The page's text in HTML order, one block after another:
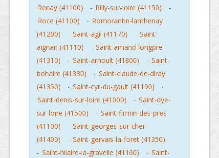
Renay (41100)
- Rilly-sur-loire (41150)
-
Roce (41100)
- Romorantin-lanthenay
(41200)
- Saint-agil (41170) - Saint-
aignan (41110)
- Saint-amand-longpre
(41310)
- Saint-arnoult (41800) - Saint-
bohaire (41330)
- Saint-claude-de-diray
(41350)
- Saint-cyr-du-gault (41190)
-
Saint-denis-sur-loire (41000)
- Saint-dye-
sur-loire (41500)
- Saint-firmin-des-pres
(41100)
- Saint-georges-sur-cher
(41400)
- Saint-gervais-la-foret (41350)
- Saint-hilaire-la-gravelle (41160) - Saint-